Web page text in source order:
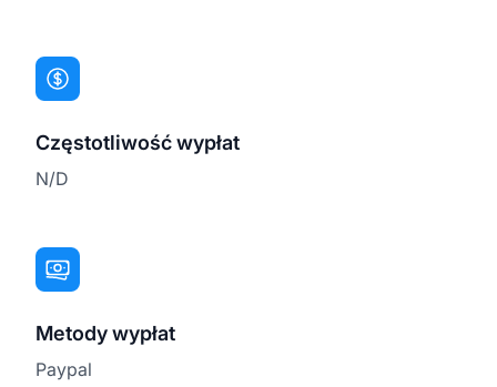
Częstotliwość wypłat
N/D
Metody wypłat
Paypal